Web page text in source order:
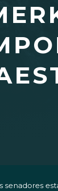
senadores